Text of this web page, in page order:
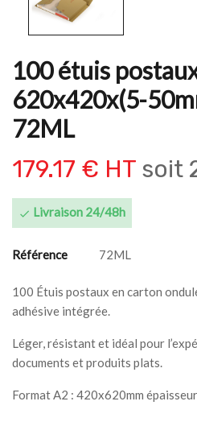
100 étuis
620x420x(5-
72ML
179.17 € HT soit
 Livraison 24/48h
Référence 72ML
100 Étuis postaux en carton
adhésive intégrée.
Léger, résistant et idéal pour
documents et produits plats.
Format A2 : 420x620mm